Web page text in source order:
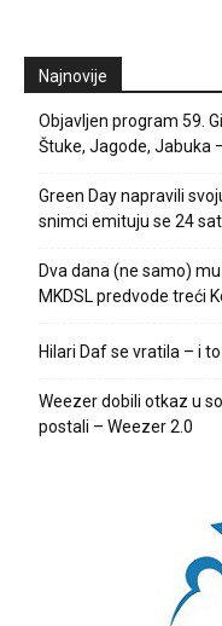
Najnovije
Objavljen program 59.
Štuke, Jagode, Jabuka
Green Day napravili
snimci emituju se 24
Dva dana (ne samo)
MKDSL predvode treći
Hilari Daf se vratila – i
Weezer dobili otkaz u
postali – Weezer 2.0